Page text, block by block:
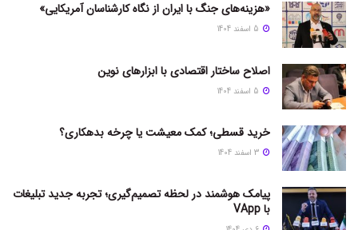
«هزینه‌های جنگ با ایران از نگاه کارشناسان آمریکایی»
اصلاح ساختار اقتصادی با ابزارهای نوین
خرید قسطی؛ کمک معیشت یا چرخه بدهکاری؟
پیامک هوشمند در لحظه تصمیم‌گیری؛ تجربه جدید تبلیغات
با VApp